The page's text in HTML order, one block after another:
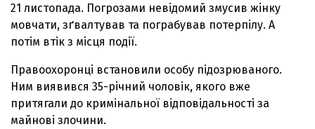
21 листопада. Погрозами невідомий змусив жінку
мовчати, зґвалтував та пограбував потерпілу. А
потім втік з місця події.
Правоохоронці встановили особу підозрюваного.
Ним виявився 35-річний чоловік, якого вже
притягали до кримінальної відповідальності за
майнові злочини.